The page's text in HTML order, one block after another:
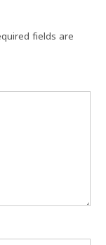
fields are